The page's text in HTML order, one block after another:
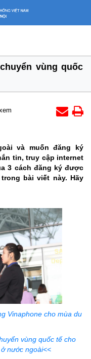
vùng quốc
và muốn đăng ký
tin, truy cập internet
3 cách đăng ký được
bài viết này. Hãy
Vinaphone cho mùa du
vùng quốc tế cho
nước ngoài<<